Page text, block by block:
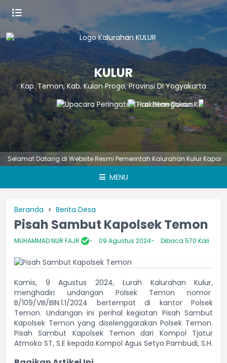
KULUR
Kap. Temon, Kab. Kulon Progo, Provinsi DI Yogyakarta
Datang di Website Resmi Pemerintah Kalurahan Kulur
MENU
Beranda Berita Desa
Pisah Sambut Kapolsek Temon
MUHAMMAD NUR FAJR 09 Agustus 2024 Dibaca 570 Kali
Kamis, 9 Agustus 2024, Lurah Kalurahan Kulur,
menghadiri undangan Polsek Temon nomor
B/109/VIII/BIN.1.1/2024 bertempat di kantor Polsek
Temon. Undangan ini perihal kegiatan Pisah Sambut
Kapolsek Temon yang diselenggarakan Polsek Temon.
Pisah Sambut Kapolsek Temon dari Kompol Tjatur
Atmoko ST, S.E kepada Kompol Agus Setyo Pambudi, S.H.